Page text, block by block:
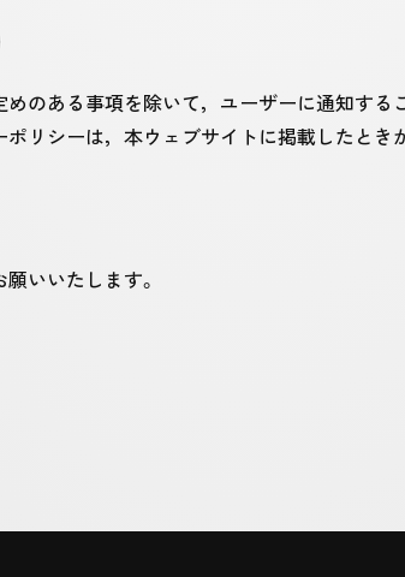
のある事項を除いて，ユーザーに通知する
リシーは，本ウェブサイトに掲載したとき
いいたします。